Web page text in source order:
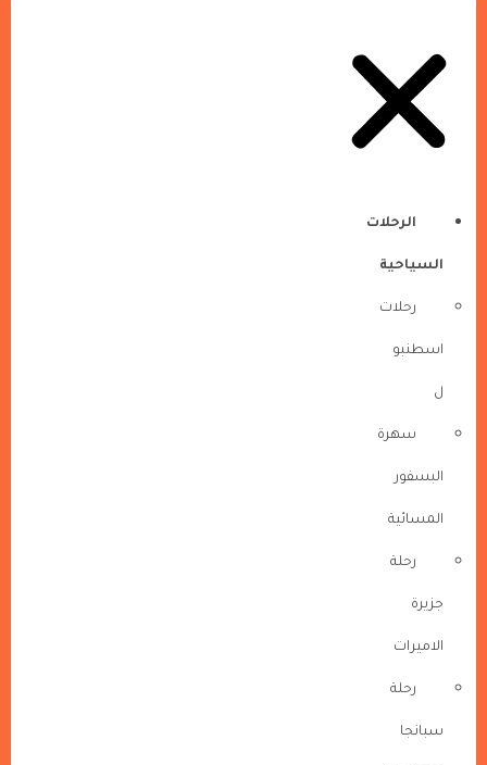
الرحلات
السياحية
رحلات
اسطنبو
ل
سهرة
البسفور
المسائية
رحلة
جزيرة
الاميرات
رحلة
سبانجا